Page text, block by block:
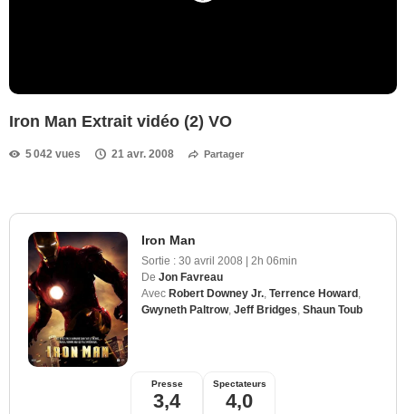
Iron Man Extrait vidéo (2) VO
5 042 vues 21 avr. 2008 Partager
Iron Man
Sortie : 30 avril 2008 | 2h 06min
De Jon Favreau
Avec Robert Downey Jr. Terrence Howard
Gwyneth Paltrow, Jeff Bridges Shaun Toub
Presse
3,4
Spectateurs
4,0